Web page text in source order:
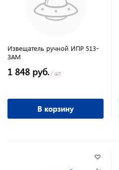
Извещатель ручной ИПР 513-
ЗАМ
1 848 руб. / шт
В корзину